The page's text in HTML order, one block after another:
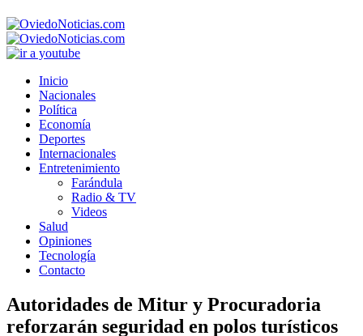
Inicio
Nacionales
Política
Economía
Deportes
Internacionales
Entretenimiento
Farándula
Radio & TV
Videos
Salud
Opiniones
Tecnología
Contacto
Autoridades de Mitur y Procuradoria
reforzarán seguridad en polos turísticos